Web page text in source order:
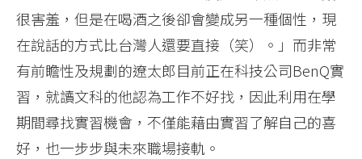
很害羞，但是在喝酒之後卻會變成另一種個性，現
在說話的方式比台灣人還要直接（笑）。」而非常
有前瞻性及規劃的遼太郎目前正在科技公司BenQ實
習，就讀文科的他認為工作不好找，因此利用在學
期間尋找實習機會，不僅能藉由實習了解自己的喜
好，也一步步與未來職場接軌。